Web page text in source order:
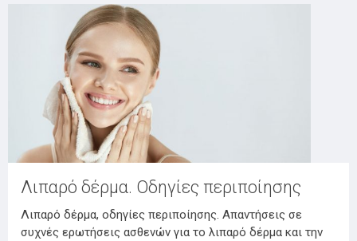
Λιπαρό δέρμα. Οδηγίες περιποίησης
Λιπαρό δέρμα, οδηγίες περιποίησης. Απαντήσεις σε
συχνές ερωτήσεις ασθενών για το λιπαρό δέρμα και την